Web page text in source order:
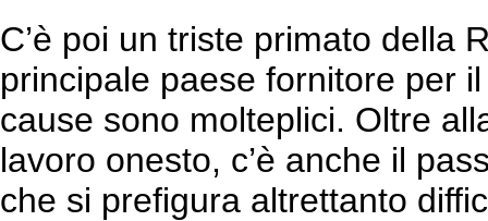
C’è poi un triste primato della
principale paese fornitore per
cause sono molteplici. Oltre
lavoro onesto, c’è anche il
che si prefigura altrettanto